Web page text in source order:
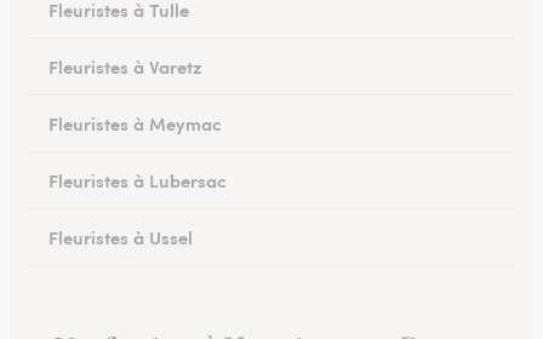
Fleuristes à Tulle
Fleuristes à Varetz
Fleuristes à Meymac
Fleuristes à Lubersac
Fleuristes à Ussel